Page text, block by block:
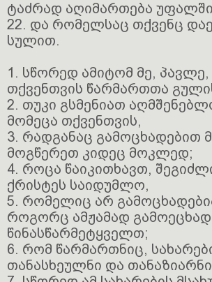
ტაძრად აღიმართება
22. და რომელსაც თქვენც
სულით.
1. სწორედ ამიტომ მე,
თქვენთვის წარმართთა
2. თუკი გსმენიათ
მომეცა თქვენთვის,
3. რადგანაც გამოცხადებით
მოგწერეთ კიდეც მოკლედ;
4. როცა წაიკითხავთ,
ქრისტეს საიდუმლო,
5. რომელიც არ
როგორც ამჟამად
წინასწარმეტყველთ;
6. რომ წარმართნიც,
თანასხეულნი და